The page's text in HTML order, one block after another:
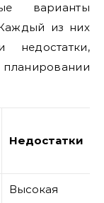
варианты
из них
Недостатки
Высокая